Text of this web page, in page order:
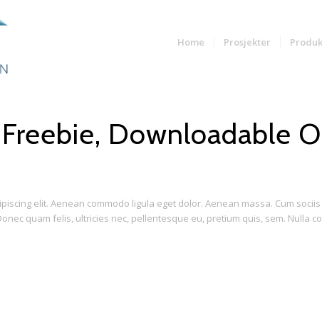
Home Prosjekter
Downloadable
elit. Aenean commodo ligula eget dolor. Aenean massa. Cum
quam felis, ultricies nec, pellentesque eu, pretium quis, sem. Nulla